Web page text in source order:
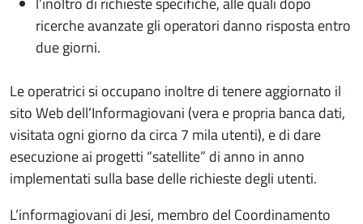
ricerche avanzate gli operatori danno risposta entro
due giorni.
Le operatrici si occupano inoltre di tenere aggiornato il
sito Web dell’Informagiovani (vera e propria banca dati,
visitata ogni giorno da circa 7 mila utenti), e di dare
esecuzione ai progetti “satellite” di anno in anno
implementati sulla base delle richieste degli utenti.
L’informagiovani di Jesi, membro del Coordinamento